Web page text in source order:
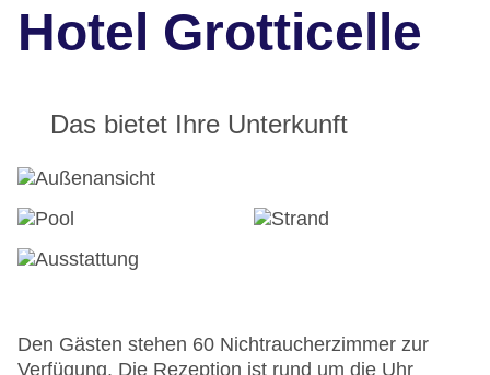
Hotel Grotticelle
Das bietet Ihre Unterkunft
Den Gästen stehen 60 Nichtraucherzimmer zur
Verfügung. Die Rezeption ist rund um die Uhr